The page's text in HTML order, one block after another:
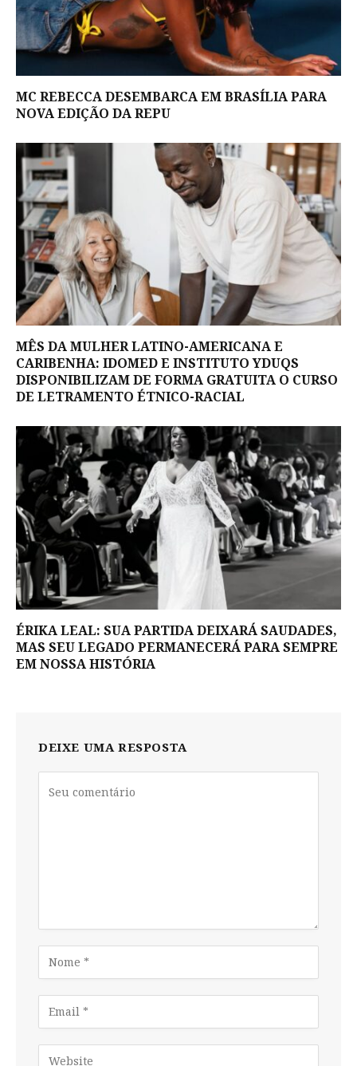
MC REBECCA DESEMBARCA EM BRASÍLIA PARA
NOVA EDIÇÃO DA REPU
MÊS DA MULHER LATINO-AMERICANA E
CARIBENHA: IDOMED E INSTITUTO YDUQS
DISPONIBILIZAM DE FORMA GRATUITA O CURSO
DE LETRAMENTO ÉTNICO-RACIAL
ÉRIKA LEAL: SUA PARTIDA DEIXARÁ SAUDADES,
MAS SEU LEGADO PERMANECERÁ PARA SEMPRE
EM NOSSA HISTÓRIA
DEIXE UMA RESPOSTA